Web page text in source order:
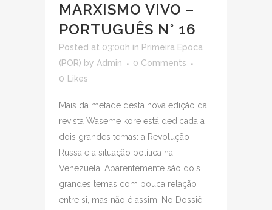
MARXISMO VIVO –
PORTUGUÊS N° 16
Posted at 03:00h in Primeira Epoca
(POR) by Admin
0 Comments
0
Likes
Mais da metade desta nova edição da
revista Waseme kore está dedicada a
dois grandes temas: a Revolução
Russa e a situação política na
Venezuela. Aparentemente são dois
grandes temas com pouca relação
entre si, mas não é assim. No Dossiê